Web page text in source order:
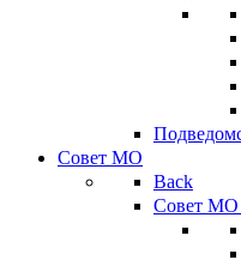
Совет МО
Back
Совет МО